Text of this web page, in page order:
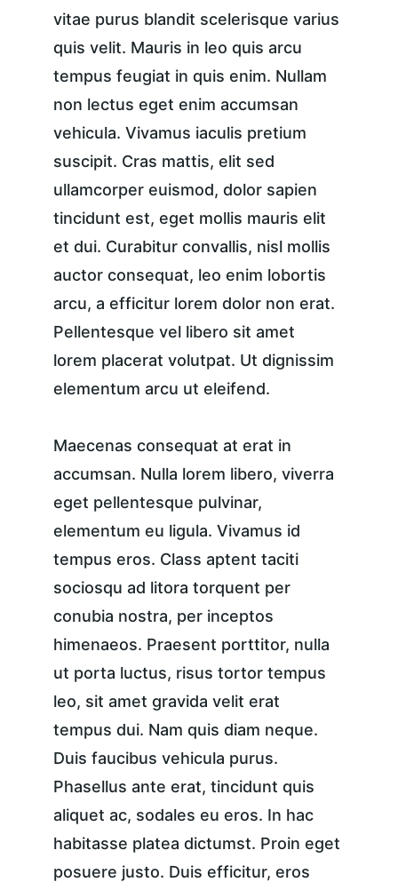
vitae purus blandit scelerisque varius
quis velit. Mauris in leo quis arcu
tempus feugiat in quis enim. Nullam
non lectus eget enim accumsan
vehicula. Vivamus iaculis pretium
suscipit. Cras mattis, elit sed
ullamcorper euismod, dolor sapien
tincidunt est, eget mollis mauris elit
et dui. Curabitur convallis, nisl mollis
auctor consequat, leo enim lobortis
arcu, a efficitur lorem dolor non erat.
Pellentesque vel libero sit amet
lorem placerat volutpat. Ut dignissim
elementum arcu ut eleifend.
Maecenas consequat at erat in
accumsan. Nulla lorem libero, viverra
eget pellentesque pulvinar,
elementum eu ligula. Vivamus id
tempus eros. Class aptent taciti
sociosqu ad litora torquent per
conubia nostra, per inceptos
himenaeos. Praesent porttitor, nulla
ut porta luctus, risus tortor tempus
leo, sit amet gravida velit erat
tempus dui. Nam quis diam neque.
Duis faucibus vehicula purus.
Phasellus ante erat, tincidunt quis
aliquet ac, sodales eu eros. In hac
habitasse platea dictumst. Proin eget
posuere justo. Duis efficitur, eros